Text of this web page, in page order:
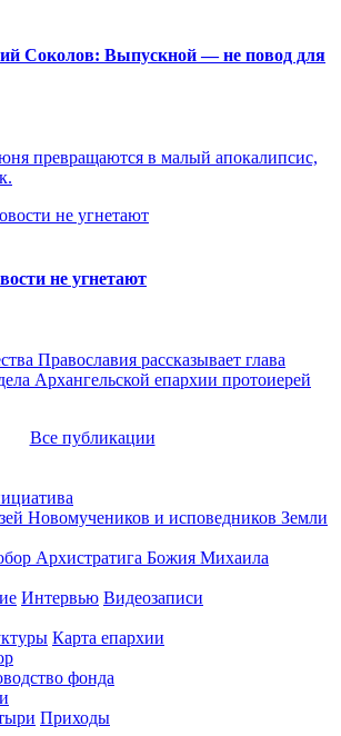
Соколов: Выпускной — не повод для
превращаются в малый апокалипсис,
не угнетают
Православия рассказывает глава
Архангельской епархии протоиерей
Все публикации
Интервью Видеозаписи
Карта епархии
фонда
Приходы